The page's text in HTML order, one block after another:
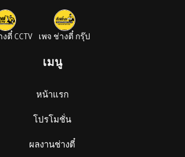
ตี๋ CCTV เพจ ช่างตี๋ กรุ๊ป
เมนู
หน้าแรก
โปรโมชั่น
ผลงานช่างตี๋